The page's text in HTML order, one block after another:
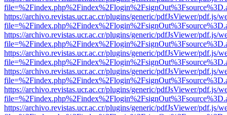
https://archivo.revistas.ucr.ac.cr/plugins/generic/pdfJsViewer/pdf.js/
https://archivo.revistas.ucr.ac.cr/plugins/generic/pdfJsViewer/pdf.js/
https://archivo.revistas.ucr.ac.cr/plugins/generic/pdfJsViewer/pdf.js/
https://archivo.revistas.ucr.ac.cr/plugins/generic/pdfJsViewer/pdf.js/
https://archivo.revistas.ucr.ac.cr/plugins/generic/pdfJsViewer/pdf.js/
https://archivo.revistas.ucr.ac.cr/plugins/generic/pdfJsViewer/pdf.js/